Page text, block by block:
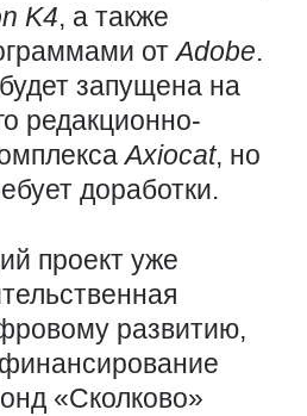
K4, а также
отAdobe.
запущена на
редакционно-
Axiocat, но
доработки.
проект уже
развитию,
«Сколково»